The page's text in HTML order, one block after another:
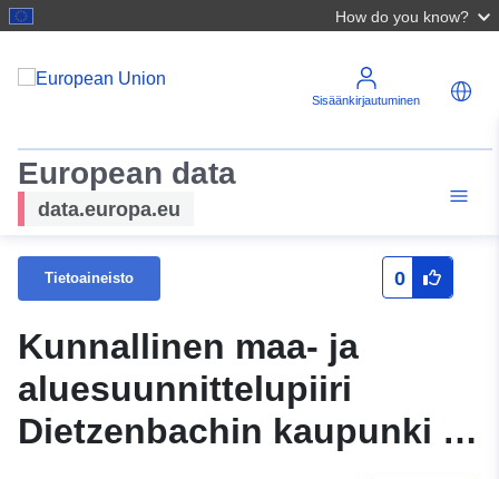
How do you know?
Sisäänkirjautuminen
European data
data.europa.eu
Tietoaineisto 0
Kunnallinen maa- ja
aluesuunnittelupiiri
Dietzenbachin kaupunki -